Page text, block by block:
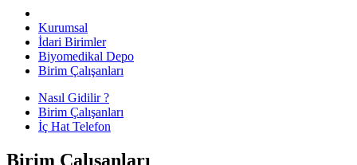
Kurumsal
İdari Birimler
Biyomedikal Depo
Birim Çalışanları
Nasıl Gidilir ?
Birim Çalışanları
İç Hat Telefon
Birim Çalışanları